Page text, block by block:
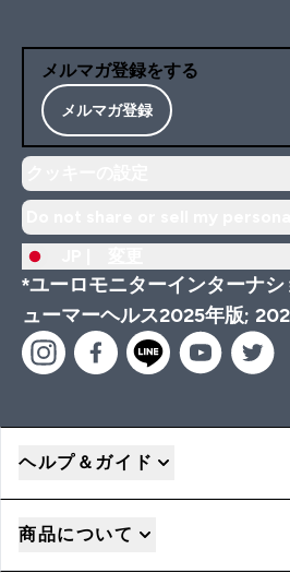
メルマガ登録をする
メルマガ登録
*ユーロモニターインターナ
ューマーヘルス2025年版;
ヘルプ＆ガイド
商品について